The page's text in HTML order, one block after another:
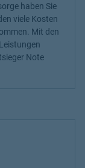
haben Sie
viele Kosten
Mit den
Note